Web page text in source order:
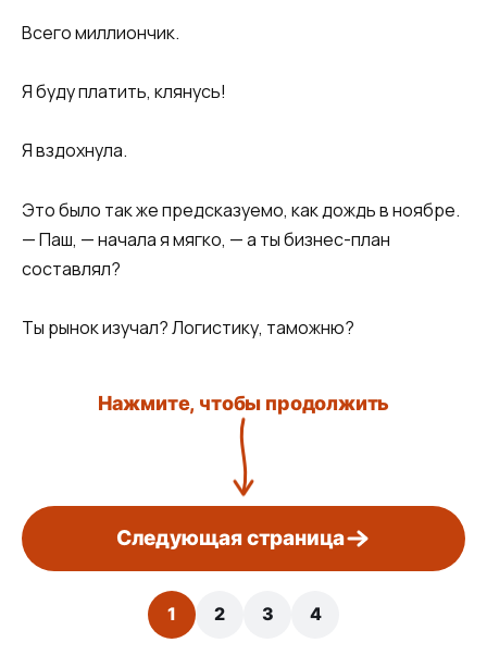
Всего миллиончик.
Я буду платить, клянусь!
Я вздохнула.
Это было так же предсказуемо, как дождь в ноябре.
— Паш, — начала я мягко, — а ты бизнес-план
составлял?
Ты рынок изучал? Логистику, таможню?
Нажмите, чтобы продолжить
Следующая страница
1 2 3 4